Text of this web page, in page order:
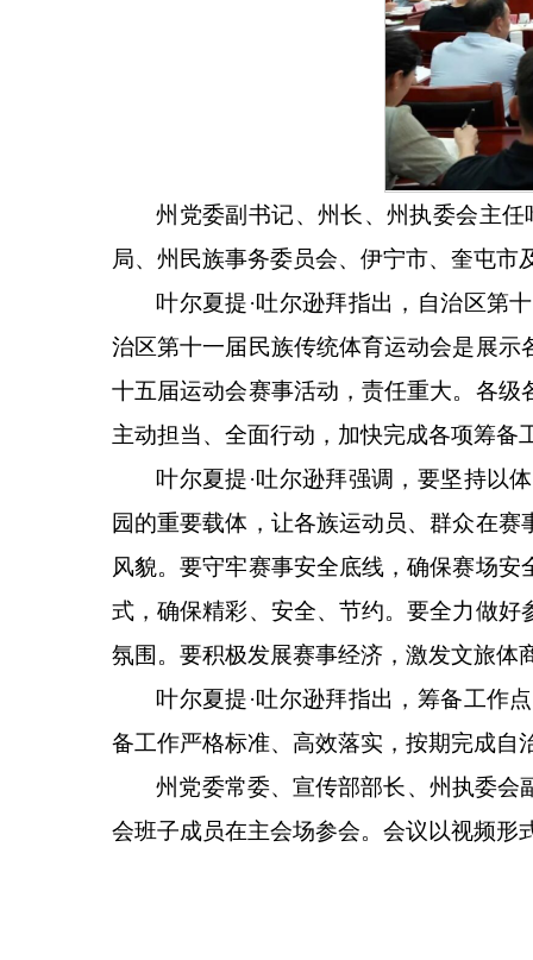
州党委副书记、州长、州执委会主任
局、州民族事务委员会、伊宁市、奎屯
叶尔夏提·吐尔逊拜指出，自治区第
治区第十一届民族传统体育运动会是展
十五届运动会赛事活动，责任重大。各
主动担当、全面行动，加快完成各项筹备
叶尔夏提·吐尔逊拜强调，要坚持以
园的重要载体，让各族运动员、群众在
风貌。要守牢赛事安全底线，确保赛场
式，确保精彩、安全、节约。要全力做
氛围。要积极发展赛事经济，激发文旅体
叶尔夏提·吐尔逊拜指出，筹备工作
备工作严格标准、高效落实，按期完成自
州党委常委、宣传部部长、州执委会
会班子成员在主会场参会。会议以视频形